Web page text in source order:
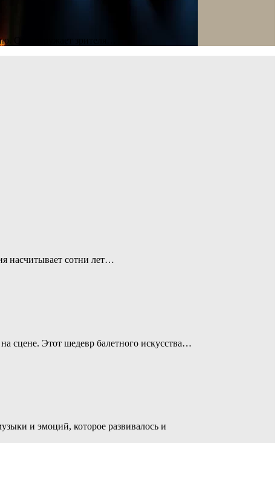
Он погружает зрителя…
насчитывает сотни лет…
сцене. Этот шедевр балетного искусства…
и эмоций, которое развивалось и